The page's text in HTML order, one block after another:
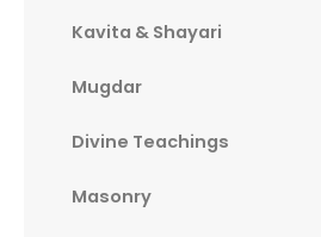
Kavita & Shayari
Mugdar
Divine Teachings
Masonry